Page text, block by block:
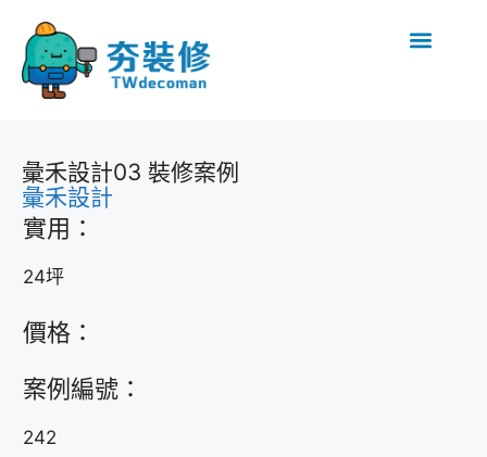
彙禾設計03 裝修案例
彙禾設計
實用：
24坪
價格：
案例編號：
242